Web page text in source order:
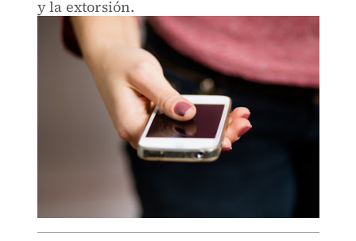
y la extorsión.